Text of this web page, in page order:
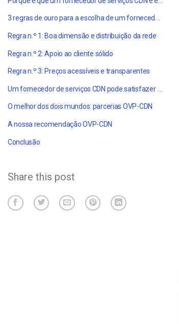
3 regras de ouro para a escolha de um fornecedor de serviços CDN
Regra n.º 1: Boa dimensão e distribuição da rede
Regra n.º 2: Apoio ao cliente sólido
Regra n.º 3: Preços acessíveis e transparentes
O melhor dos dois mundos: parcerias OVP-CDN
A nossa recomendação OVP-CDN
Conclusão
Share this post